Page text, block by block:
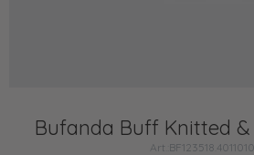
Bufanda Buff Knitted &